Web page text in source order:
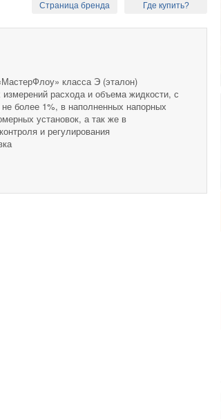
Страница бренда Где купить?
класса Э (эталон)
расхода и объема жидкости, с
более 1%, в наполненных напорных
установок, а так же в
и регулирования